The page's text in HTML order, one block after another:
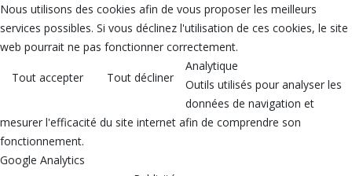
Nous utilisons des cookies afin de vous proposer les meilleurs
services possibles. Si vous déclinez l'utilisation de ces cookies, le site
web pourrait ne pas fonctionner correctement.
Tout accepter Tout décliner
Analytique
Outils utilisés pour analyser les
données de navigation et
mesurer l'efficacité du site internet afin de comprendre son
fonctionnement.
Google Analytics